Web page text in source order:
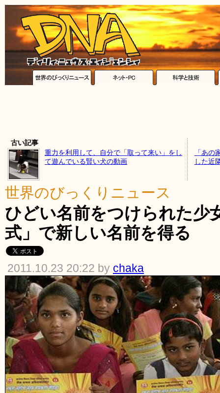
古い記事
重力を利用して、自分で「取って来い」をし
て遊んでいる賢い犬の動画
「あ
した近
世界のびっくりニュース
ひどい名前をつけられた少
式」で新しい名前を得る
2011.10.23 20:22 by chaka